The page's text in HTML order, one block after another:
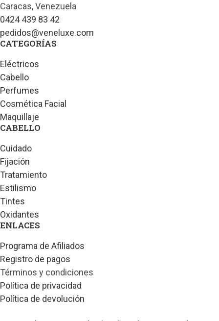
Caracas, Venezuela
0424 439 83 42
pedidos@veneluxe.com
CATEGORÍAS
Eléctricos
Cabello
Perfumes
Cosmética Facial
Maquillaje
CABELLO
Cuidado
Fijación
Tratamiento
Estilismo
Tintes
Oxidantes
ENLACES
Programa de Afiliados
Registro de pagos
Términos y condiciones
Política de privacidad
Política de devolución